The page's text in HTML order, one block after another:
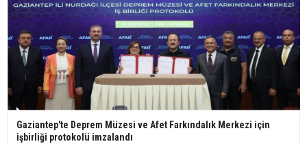
Bilim kurgu gerçekleşiyor... Dondurulmuş
insanları hayata döndürecek keşif
Ünlü türkücü Mahmut Tuncer estetik operasyon
geçirdi: Son hali gündem oldu
Gaziantep'te Deprem Müzesi ve Afet Farkındalık Merkezi için
işbirliği protokolü imzalandı